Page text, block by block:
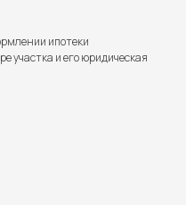
ипотеки
участка и его юридическая